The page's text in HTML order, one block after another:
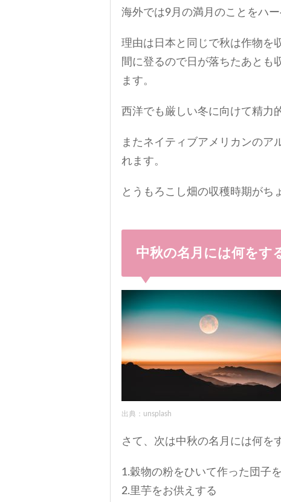
海外では9月の満月のことをハ
理由は日本と同じで秋は作物を
間に登るので日が落ちたあとも
ます。
西洋でも厳しい冬に向けて精力
またネイティブアメリカンのア
れます。
とうもろこし畑の収穫時期がち
中秋の名月には何をす
出典：unsplash
さて、次は中秋の名月には何を
1.穀物の粉をひいて作った団子
2.里芋をお供えする